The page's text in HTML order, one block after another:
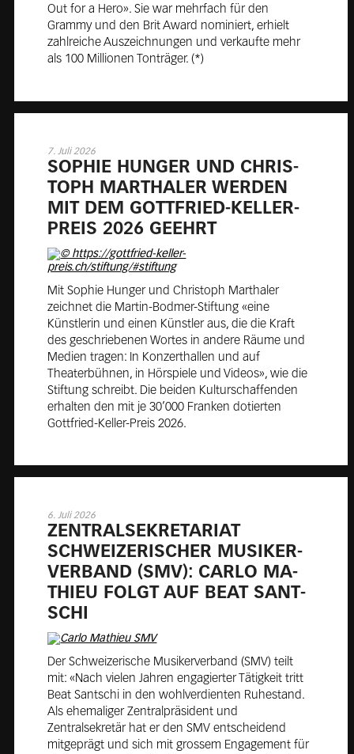
Out for a Hero». Sie war mehrfach für den
Grammy und den Brit Award nominiert, erhielt
zahlreiche Auszeichnungen und verkaufte mehr
als 100 Millionen Tonträger. (*)
7. Juli 2026
SO­PHIE HUN­GER UND CHRIS­
TOPH MAR­THA­LER WER­DEN
MIT DEM GOTT­FRIED-KEL­LER-
PREIS 2026 GE­EHRT
Mit Sophie Hunger und Christoph Marthaler
zeichnet die Martin-Bodmer-Stiftung «eine
Künstlerin und einen Künstler aus, die die Kraft
des geschriebenen Wortes in andere Räume und
Medien tragen: In Konzerthallen und auf
Theaterbühnen, in Hörspiele und Videos», wie die
Stiftung schreibt. Die beiden Kulturschaffenden
erhalten den mit je 30’000 Franken dotierten
Gottfried-Keller-Preis 2026.
6. Juli 2026
ZEN­TRAL­SE­KRE­TA­RI­AT
SCHWEI­ZE­RI­SCHER MU­SI­KER­
VER­BAND (SMV): CARLO MA­
THIEU FOLGT AUF BEAT SANT­
SCHI
Der Schweizerische Musikerverband (SMV) teilt
mit: «Nach vielen Jahren engagierter Tätigkeit tritt
Beat Santschi in den wohlverdienten Ruhestand.
Als ehemaliger Zentralpräsident und
Zentralsekretär hat er den SMV entscheidend
mitgeprägt und sich mit grossem Engagement für